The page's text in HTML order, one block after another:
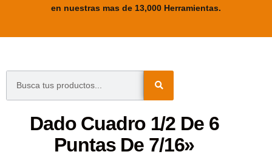
en nuestras mas de 13,000 Herramientas.
Dado Cuadro 1/2 De 6
Puntas De 7/16»